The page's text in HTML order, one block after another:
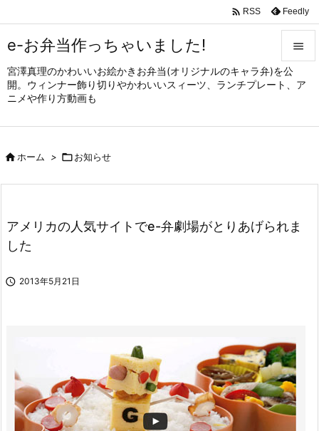
e-お弁当作っちゃいました!
宮澤真理のかわいいお絵かきお弁当(オリジナルのキャラ弁)を公
開。ウィンナー飾り切りやかわいいスィーツ、ランチプレート、ア
ニメや作り方動画も


メニュ
サイド


検索
 RSS Feedly
ホーム > お知らせ
アメリカの人気サイトでe-弁劇場がとりあげられま
した
 2013年5月21日